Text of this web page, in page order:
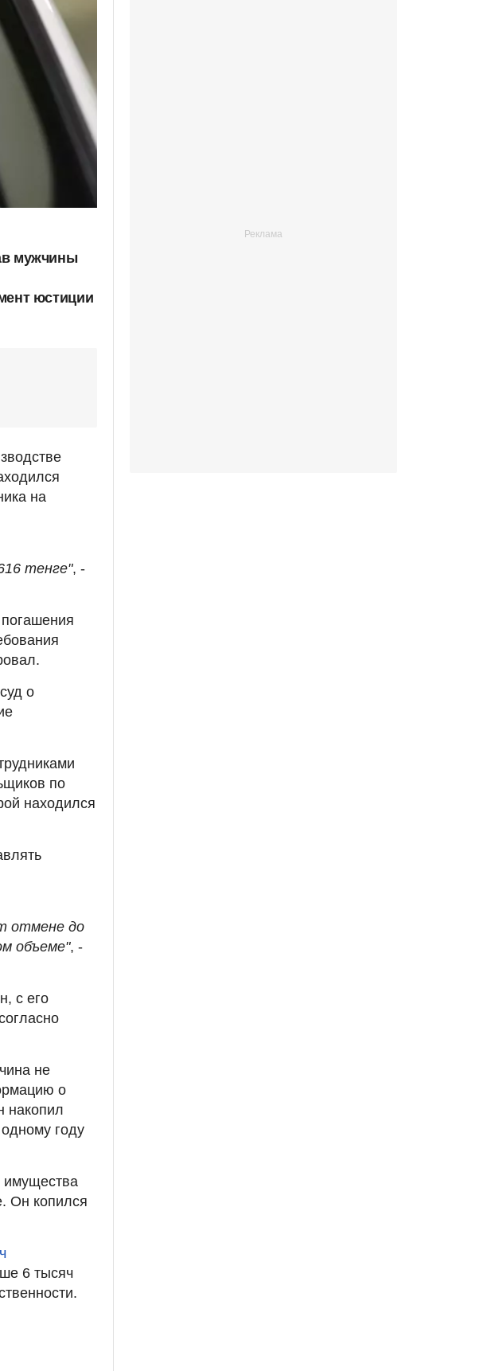
мужчины
юстиции
на
тенге", -
о
по
находился
отмене до
объеме", -
с его
не
о
накопил
году
имущества
Он копился
6 тысяч